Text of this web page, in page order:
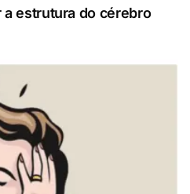
a estrutura do cérebro